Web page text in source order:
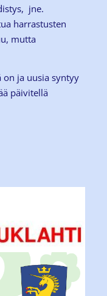
jne.
harrastusten
mutta
on ja uusia syntyy
päivitellä